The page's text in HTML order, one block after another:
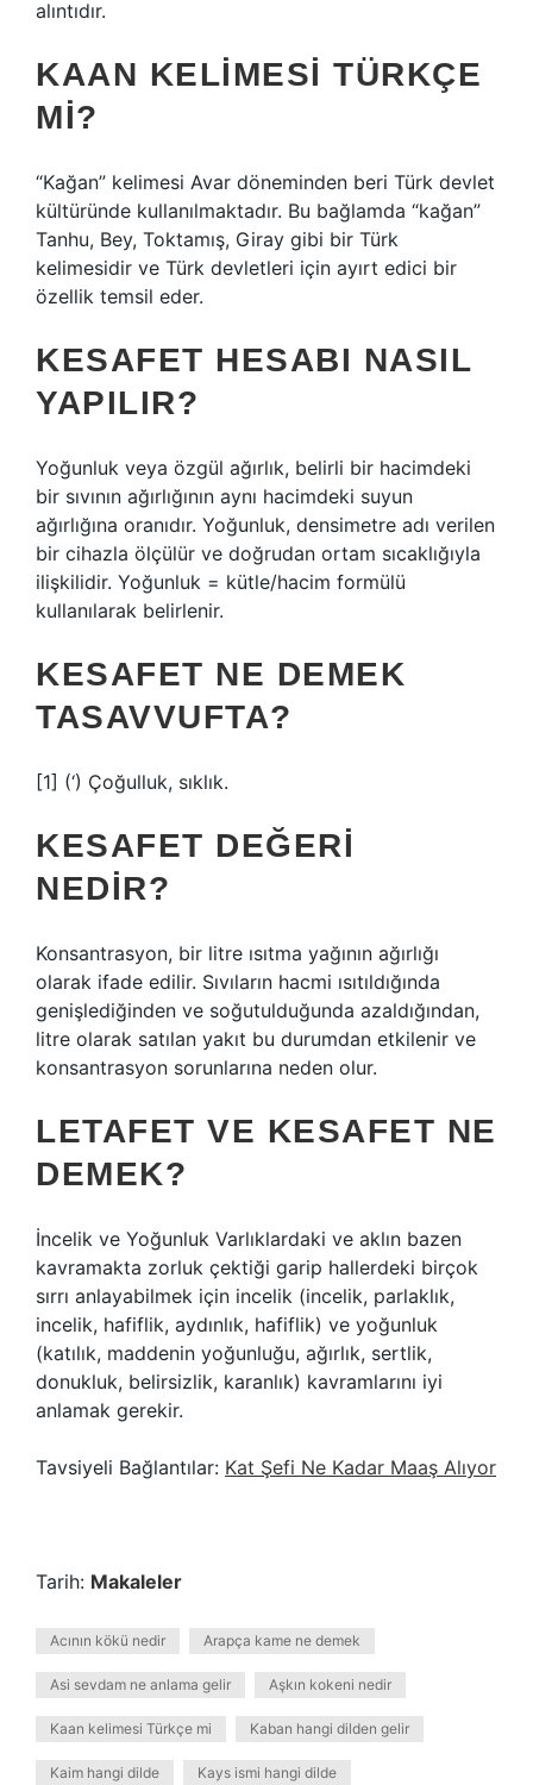
alıntıdır.
KAAN KELIMESI TÜRKÇE
MI?
“Kağan” kelimesi Avar döneminden beri Türk devlet
kültüründe kullanılmaktadır. Bu bağlamda “kağan”
Tanhu, Bey, Toktamış, Giray gibi bir Türk
kelimesidir ve Türk devletleri için ayırt edici bir
özellik temsil eder.
KESAFET HESABI NASIL
YAPILIR?
Yoğunluk veya özgül ağırlık, belirli bir hacimdeki
bir sıvının ağırlığının aynı hacimdeki suyun
ağırlığına oranıdır. Yoğunluk, densimetre adı verilen
bir cihazla ölçülür ve doğrudan ortam sıcaklığıyla
ilişkilidir. Yoğunluk = kütle/hacim formülü
kullanılarak belirlenir.
KESAFET NE DEMEK
TASAVVUFTA?
[1] (‘) Çoğulluk, sıklık.
KESAFET DEĞERI
NEDIR?
Konsantrasyon, bir litre ısıtma yağının ağırlığı
olarak ifade edilir. Sıvıların hacmi ısıtıldığında
genişlediğinden ve soğutulduğunda azaldığından,
litre olarak satılan yakıt bu durumdan etkilenir ve
konsantrasyon sorunlarına neden olur.
LETAFET VE KESAFET NE
DEMEK?
İncelik ve Yoğunluk Varlıklardaki ve aklın bazen
kavramakta zorluk çektiği garip hallerdeki birçok
sırrı anlayabilmek için incelik (incelik, parlaklık,
incelik, hafiflik, aydınlık, hafiflik) ve yoğunluk
(katılık, maddenin yoğunluğu, ağırlık, sertlik,
donukluk, belirsizlik, karanlık) kavramlarını iyi
anlamak gerekir.
Tavsiyeli Bağlantılar: Kat Şefi Ne Kadar Maaş Alıyor
Tarih: Makaleler
Acının kökü nedir Arapça kame ne demek
Asi sevdam ne anlama gelir Aşkın kokeni nedir
Kaan kelimesi Türkçe mi Kaban hangi dilden gelir
Kaim hangi dilde Kays ismi hangi dilde